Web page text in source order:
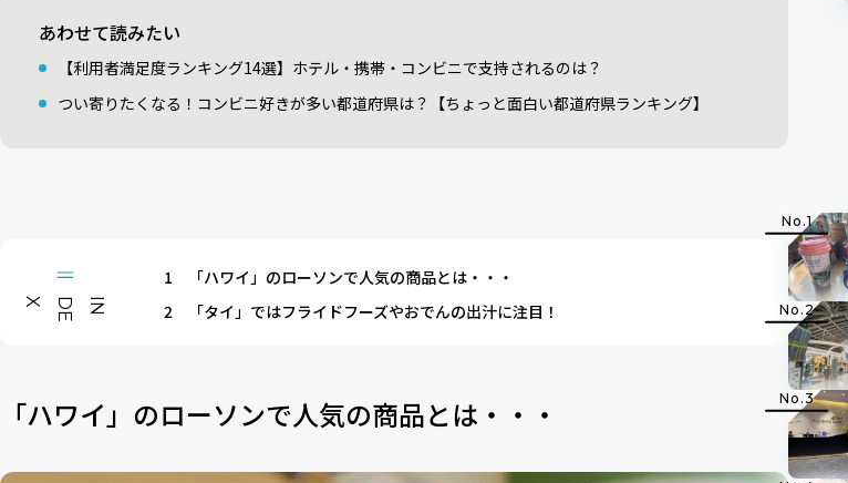
あわせて読みたい
【利用者満足度ランキング14選】ホテル・携帯・コンビニで支持されるのは？
つい寄りたくなる！コンビニ好きが多い都道府県は？【ちょっと面白い都道府県ランキング】
I
N
D
E
X
1
「ハワイ」のローソンで人気の商品とは・・・
2
「タイ」ではフライドフーズやおでんの出汁に注目！
「ハワイ」のローソンで人気の商品とは・・・